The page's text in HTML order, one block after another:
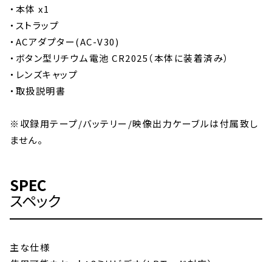
・本体 x1
・ストラップ
・ACアダプター(AC-V30)
・ボタン型リチウム電池 CR2025（本体に装着済み）
・レンズキャップ
・取扱説明書
※収録用テープ/バッテリー/映像出力ケーブルは付属致し
ません。
SPEC
スペック
主な仕様